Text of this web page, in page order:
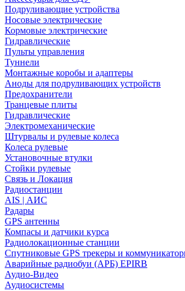
Подруливающие устройства
Носовые электрические
Кормовые электрические
Гидравлические
Пульты управления
Туннели
Монтажные коробы и адаптеры
Аноды для подруливающих устройств
Предохранители
Транцевые плиты
Гидравлические
Электромеханические
Штурвалы и рулевые колеса
Колеса рулевые
Установочные втулки
Стойки рулевые
Связь и Локация
Радиостанции
AIS | АИС
Радары
GPS антенны
Компасы и датчики курса
Радиолокационные станции
Спутниковые GPS трекеры и
Аварийные радиобуи (АРБ) EPIRB
Аудио-Видео
Аудиосистемы